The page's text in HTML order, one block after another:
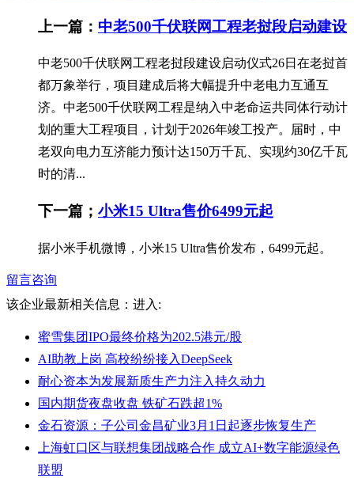
上一篇： 中老500千伏联网工程老挝段启动建设
中老500千伏联网工程老挝段建设启动仪式26日在老挝首
都万象举行，项目建成后将大幅提升中老电力互通互
济。中老500千伏联网工程是纳入中老命运共同体行动计
划的重大工程项目，计划于2026年竣工投产。届时，中
老双向电力互济能力预计达150万千瓦、实现约30亿千瓦
时的清...
下一篇； 小米15 Ultra售价6499元起
据小米手机微博，小米15 Ultra售价发布，6499元起。
留言咨询
该企业最新相关信息： 进入:
蜜雪集团IPO最终价格为202.5港元/股
AI助教上岗 高校纷纷接入DeepSeek
耐心资本为发展新质生产力注入持久动力
国内期货夜盘收盘 铁矿石跌超1%
金石资源：子公司金昌矿业3月1日起逐步恢复生产
上海虹口区与联想集团战略合作 成立AI+数字能源绿色
联盟